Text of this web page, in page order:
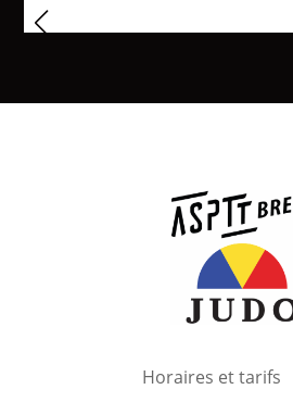
Horaires et tarifs